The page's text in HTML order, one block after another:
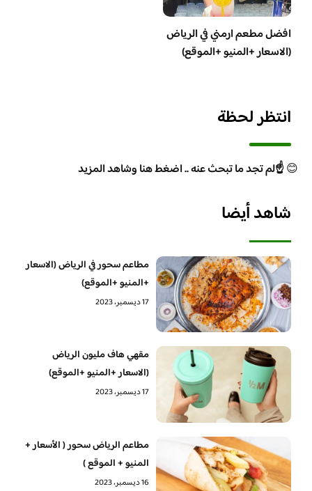
افضل مطعم ارمني في الرياض
(الاسعار +المنيو +الموقع)
انتظر لحظة
😊☝️لم تجد ما تبحث عنه .. اضغط هنا وشاهد المزيد
شاهد أيضا
مطاعم سحور في الرياض (الاسعار
+المنيو +الموقع)
17 ديسمبر، 2023
مقهي هاف مليون الرياض
(الاسعار +المنيو +الموقع)
17 ديسمبر، 2023
مطاعم الرياض سحور ( الأسعار +
المنيو + الموقع )
16 ديسمبر، 2023